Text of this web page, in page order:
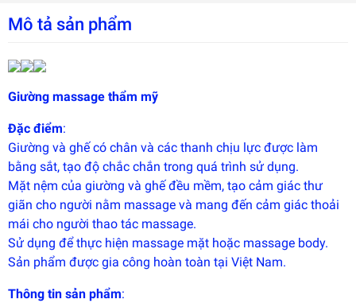
Mô tả sản phẩm
Giường massage thẩm mỹ
Đặc điểm:
Giường và ghế có chân và các thanh chịu lực được làm
bằng sắt, tạo độ chắc chắn trong quá trình sử dụng.
Mặt nệm của giường và ghế đều mềm, tạo cảm giác thư
giãn cho người nằm massage và mang đến cảm giác thoải
mái cho người thao tác massage.
Sử dụng để thực hiện massage mặt hoặc massage body.
Sản phẩm được gia công hoàn toàn tại Việt Nam.
Thông tin sản phẩm:
trải
triển
EGANY